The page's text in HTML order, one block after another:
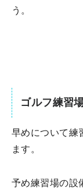
う。
ゴルフ練習
早めについて
ます。
予め練習場の設